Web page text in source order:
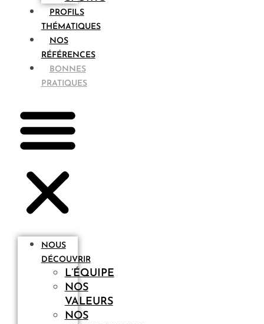
PROFILS
THÉMATIQUES
NOS
RÉFÉRENCES
BONNES
PRATIQUES
NOUS
DÉCOUVRIR
L’ÉQUIPE
NOS
VALEURS
NOS